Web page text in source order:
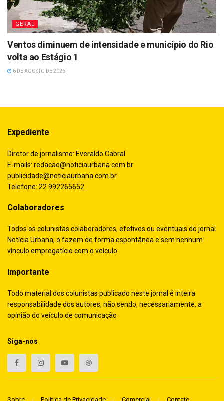
GERAL
Ventos diminuem de intensidade e município do Rio
volta ao Estágio 1
6 DE AGOSTO DE 2026
Expediente
Diretor de jornalismo: Everaldo Cabral
E-mails: redacao@noticiaurbana.com.br
publicidade@noticiaurbana.com.br
Telefone: 22 992265652
Colaboradores
Todos os colunistas colaboradores, efetivos ou eventuais do jornal
Notícia Urbana, o fazem de forma espontânea e sem nenhum
vínculo empregatício com o veículo
Importante
Todo material dos colunistas publicado neste jornal é inteira
responsabilidade dos autores, não sendo, necessariamente, a
opinião do veículo de comunicação
Siga-nos